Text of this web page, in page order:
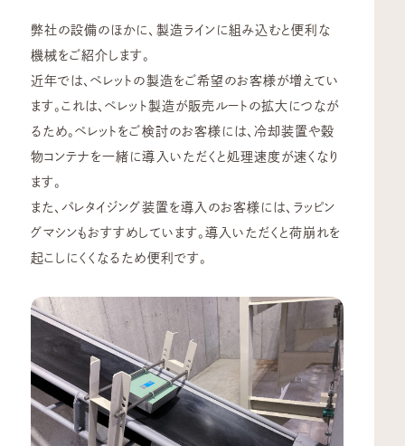
弊社の設備のほかに、製造ラインに組み込むと便利な
機械をご紹介します。
近年では、ペレットの製造をご希望のお客様が増えてい
ます。これは、ペレット製造が販売ルートの拡大につなが
るため。ペレットをご検討のお客様には、冷却装置や穀
物コンテナを一緒に導入いただくと処理速度が速くなり
ます。
また、パレタイジング装置を導入のお客様には、ラッピン
グマシンもおすすめしています。導入いただくと荷崩れを
起こしにくくなるため便利です。